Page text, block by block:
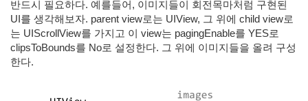
반드시 필요하다. 예를들어, 이미지들이 회전목마처럼 구현된
UI를 생각해보자. parent view로는 UIView, 그 위에 child view로
는 UIScrollView를 가지고 이 view는 pagingEnable를 YES로
clipsToBounds를 No로 설정한다. 그 위에 이미지들을 올려 구성
한다.